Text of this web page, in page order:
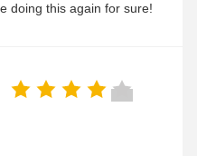
doing this again for sure!